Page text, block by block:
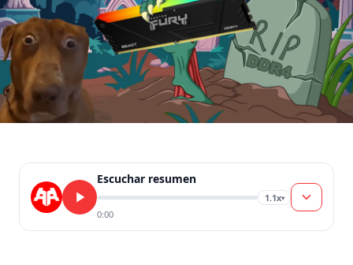
Escuchar resumen
1.1x▾
0:00